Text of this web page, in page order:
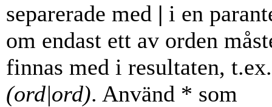
separerade med | i en
om endast ett av orden
finnas med i resultaten, t.ex.
(ord|ord). Använd * som